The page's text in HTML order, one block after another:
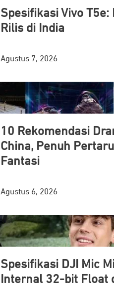
Spesifikasi Vivo T5e:
Rilis di India
Agustus 7, 2026
10 Rekomendasi
China, Penuh
Fantasi
Agustus 6, 2026
Spesifikasi DJI Mic
Internal 32-bit Float